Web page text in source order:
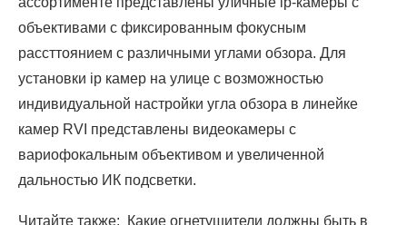
объективами с фиксированным фокусным
рассттоянием с различными углами обзора. Для
установки ip камер на улице с возможностью
индивидуальной настройки угла обзора в линейке
камер RVI представлены видеокамеры с
вариофокальным объективом и увеличенной
дальностью ИК подсветки.
Читайте также: Какие огнетушители должны быть в